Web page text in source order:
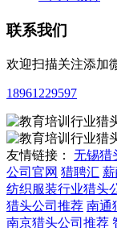
联系我们
欢迎扫描关注添加
18961229597
友情链接： 无锡猎
公司官网 猎聘汇
纺织服装行业猎头
猎头公司推荐 南通
南京猎头公司推荐